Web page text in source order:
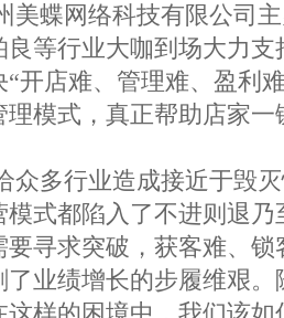
美蝶网络科技有限公司
良等行业大咖到场大力
开店难、管理难、盈利
模式，真正帮助店家
众多行业造成接近于毁
式都陷入了不进则退
要寻求突破，获客难、
了业绩增长的步履维艰